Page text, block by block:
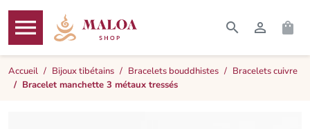

MENU
  
Accueil Bijoux tibétains Bracelets bouddhistes
Bracelets cuivre
Bracelet manchette 3 métaux tressés